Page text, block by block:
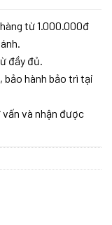
từ 1.000.000đ
đầy đủ.
bảo hành bảo trì tại
và nhận được